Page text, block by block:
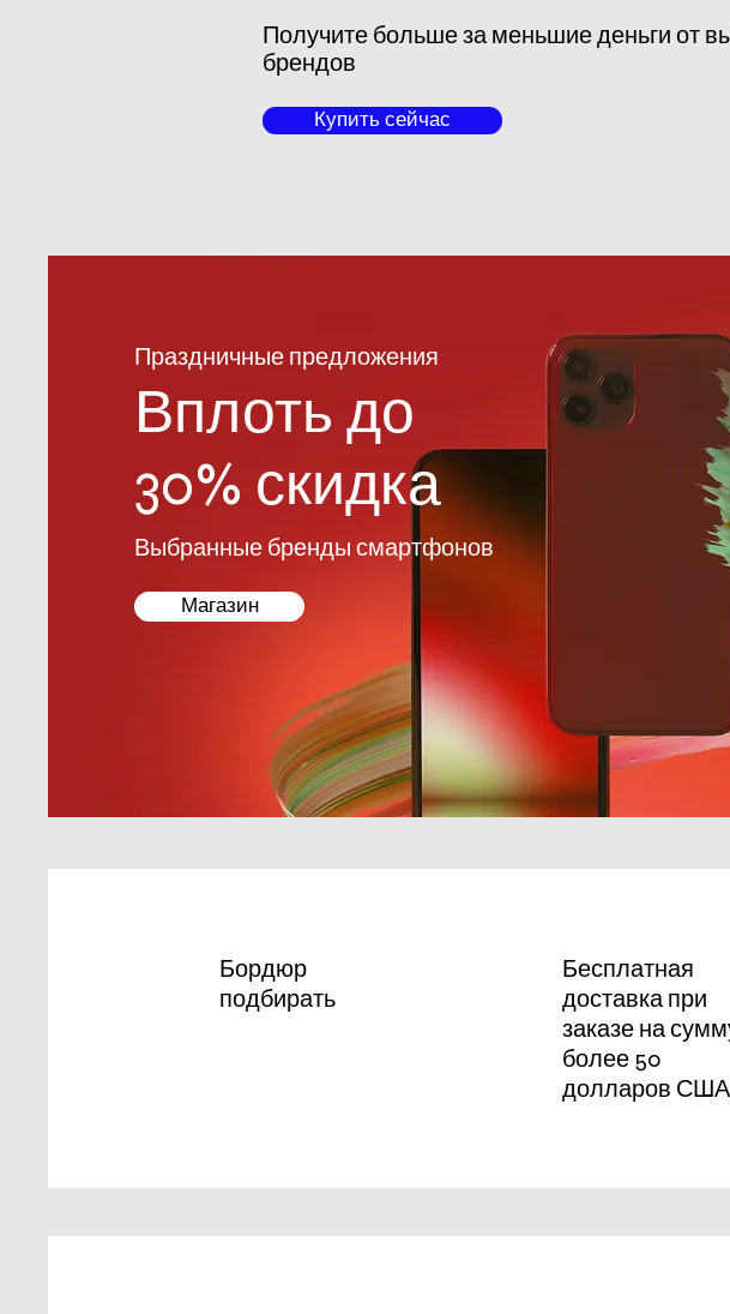
Получите больше за меньшие деньги от
брендов
Купить сейчас
Праздничные предложения
Вплоть до
30% скидка
Выбранные бренды смартфонов
Магазин
Бордюр
подбирать
Бесплатная
доставка при
заказе на
более 50
долларов США